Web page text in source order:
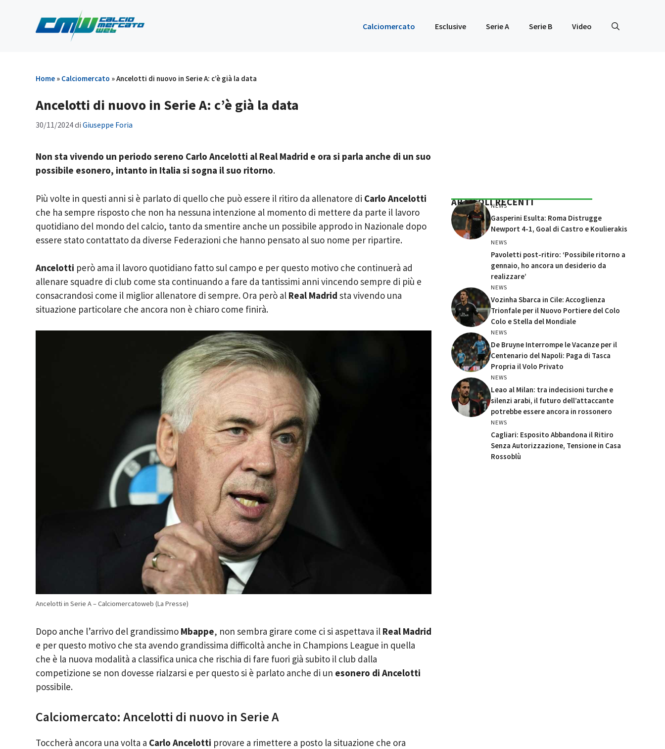
contenuto
Calciomercato Esclusive Serie A Serie B Video
Home » Calciomercato »Ancelotti di nuovo in Serie A: c’è già la data
Ancelotti di nuovo in Serie A: c’è già la data
30/11/2024di Giuseppe Foria
Non sta vivendo un periodo sereno Carlo Ancelotti al Real Madrid e ora si parla anche di un suo
possibile esonero, intanto in Italia si sogna il suo ritorno.
Più volte in questi anni si è parlato di quello che può essere il ritiro da allenatore di Carlo Ancelotti
che ha sempre risposto che non ha nessuna intenzione al momento di mettere da parte il lavoro
quotidiano del mondo del calcio, tanto da smentire anche un possibile approdo in Nazionale dopo
essere stato contattato da diverse Federazioni che hanno pensato al suo nome per ripartire.
Ancelotti però ama il lavoro quotidiano fatto sul campo e per questo motivo che continuerà ad
allenare squadre di club come sta continuando a fare da tantissimi anni vincendo sempre di più e
consacrandosi come il miglior allenatore di sempre. Ora però al Real Madrid sta vivendo una
situazione particolare che ancora non è chiaro come finirà.
Ancelotti in Serie A – Calciomercatoweb (La Presse)
Dopo anche l’arrivo del grandissimo Mbappe, non sembra girare come ci si aspettava il Real Madrid
e per questo motivo che sta avendo grandissima difficoltà anche in Champions League in quella
che è la nuova modalità a classifica unica che rischia di fare fuori già subito il club dalla
competizione se non dovesse rialzarsi e per questo si è parlato anche di un esonero di Ancelotti
possibile.
Calciomercato: Ancelotti di nuovo in Serie A
Toccherà ancora una volta a Carlo Ancelotti provare a rimettere a posto la situazione che ora
ARTICOLI RECENTI
NEWS
Gasperini Esulta: Roma Distrugge
Newport 4-1, Goal di Castro e Koulierakis
NEWS
Pavoletti post-ritiro: ‘Possibile ritorno a
gennaio, ho ancora un desiderio da
realizzare’
NEWS
Vozinha Sbarca in Cile: Accoglienza
Trionfale per il Nuovo Portiere del Colo
Colo e Stella del Mondiale
NEWS
De Bruyne Interrompe le Vacanze per il
Centenario del Napoli: Paga di Tasca
Propria il Volo Privato
NEWS
Leao al Milan: tra indecisioni turche e
silenzi arabi, il futuro dell’attaccante
potrebbe essere ancora in rossonero
NEWS
Cagliari: Esposito Abbandona il Ritiro
Senza Autorizzazione, Tensione in Casa
Rossoblù